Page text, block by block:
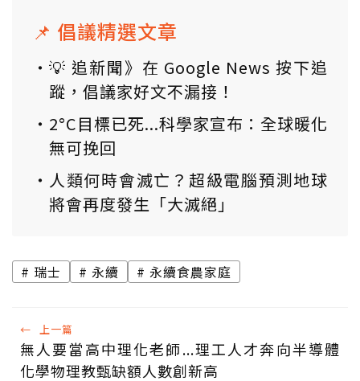
📌 倡議精選文章
💡 追新聞》在 Google News 按下追
蹤，倡議家好文不漏接！
2°C目標已死...科學家宣布：全球暖化
無可挽回
人類何時會滅亡？超級電腦預測地球
將會再度發生「大滅絕」
瑞士 永續 永續食農家庭
← 上一篇
無人要當高中理化老師...理工人才奔向半導體
化學物理教甄缺額人數創新高